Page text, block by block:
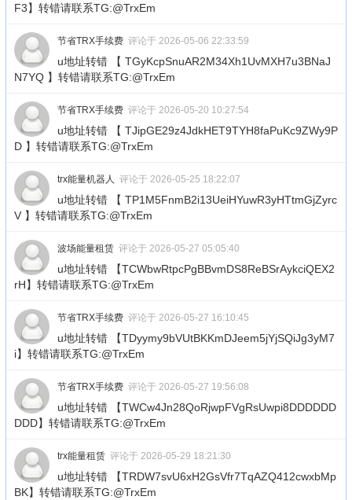
F3】转错请联系TG:@TrxEm
节省TRX手续费 评论于 2026-05-06 22:33:59
u地址转错 【 TGyKcpSnuAR2M34Xh1UvMXH7u3BNaJ
N7YQ 】转错请联系TG:@TrxEm
节省TRX手续费 评论于 2026-05-20 10:27:54
u地址转错 【 TJipGE29z4JdkHET9TYH8faPuKc9ZWy9P
D 】转错请联系TG:@TrxEm
trx能量机器人 评论于 2026-05-25 18:22:07
u地址转错 【 TP1M5FnmB2i13UeiHYuwR3yHTtmGjZyrc
V 】转错请联系TG:@TrxEm
波场能量租赁 评论于 2026-05-27 05:05:40
u地址转错 【TCWbwRtpcPgBBvmDS8ReBSrAykciQEX2
rH】转错请联系TG:@TrxEm
节省TRX手续费 评论于 2026-05-27 16:10:45
u地址转错 【TDyymy9bVUtBKKmDJeem5jYjSQiJg3yM7
i】转错请联系TG:@TrxEm
节省TRX手续费 评论于 2026-05-27 19:56:08
u地址转错 【TWCw4Jn28QoRjwpFVgRsUwpi8DDDDDD
DDD】转错请联系TG:@TrxEm
trx能量租赁 评论于 2026-05-29 18:21:30
u地址转错 【TRDW7svU6xH2GsVfr7TqAZQ412cwxbMp
BK】转错请联系TG:@TrxEm